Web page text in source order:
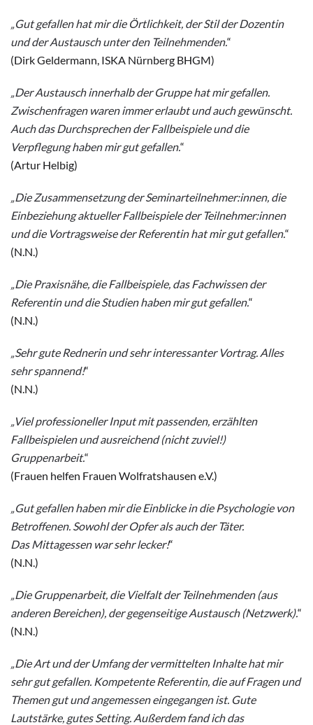
„Gut gefallen hat mir die Örtlichkeit, der Stil der Dozentin
und der Austausch unter den Teilnehmenden.“
(Dirk Geldermann, ISKA Nürnberg BHGM)
„Der Austausch innerhalb der Gruppe hat mir gefallen.
Zwischenfragen waren immer erlaubt und auch gewünscht.
Auch das Durchsprechen der Fallbeispiele und die
Verpflegung haben mir gut gefallen.“
(Artur Helbig)
„Die Zusammensetzung der Seminarteilnehmer:innen, die
Einbeziehung aktueller Fallbeispiele der Teilnehmer:innen
und die Vortragsweise der Referentin hat mir gut gefallen.“
(N.N.)
„Die Praxisnähe, die Fallbeispiele, das Fachwissen der
Referentin und die Studien haben mir gut gefallen.“
(N.N.)
„Sehr gute Rednerin und sehr interessanter Vortrag. Alles
sehr spannend!“
(N.N.)
„Viel professioneller Input mit passenden, erzählten
Fallbeispielen und ausreichend (nicht zuviel!)
Gruppenarbeit.“
(Frauen helfen Frauen Wolfratshausen e.V.)
„Gut gefallen haben mir die Einblicke in die Psychologie von
Betroffenen. Sowohl der Opfer als auch der Täter.
Das Mittagessen war sehr lecker!“
(N.N.)
„Die Gruppenarbeit, die Vielfalt der Teilnehmenden (aus
anderen Bereichen), der gegenseitige Austausch (Netzwerk).“
(N.N.)
„Die Art und der Umfang der vermittelten Inhalte hat mir
sehr gut gefallen. Kompetente Referentin, die auf Fragen und
Themen gut und angemessen eingegangen ist. Gute
Lautstärke, gutes Setting. Außerdem fand ich das